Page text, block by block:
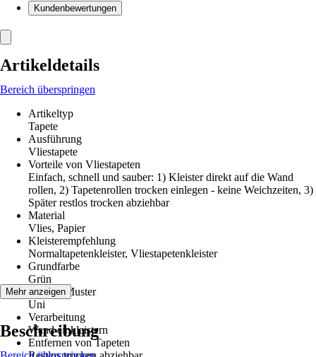
Kundenbewertungen
Artikeldetails
Bereich überspringen
Artikeltyp
Tapete
Ausführung
Vliestapete
Vorteile von Vliestapeten
Einfach, schnell und sauber: 1) Kleister direkt auf die Wand
rollen, 2) Tapetenrollen trocken einlegen - keine Weichzeiten, 3)
Später restlos trocken abziehbar
Material
Vlies, Papier
Kleisterempfehlung
Normaltapetenkleister, Vliestapetenkleister
Grundfarbe
Grün
Dekor / Muster
Uni
Verarbeitung
Wand einkleistern
Entfernen von Tapeten
Mehr anzeigen
Beschreibung